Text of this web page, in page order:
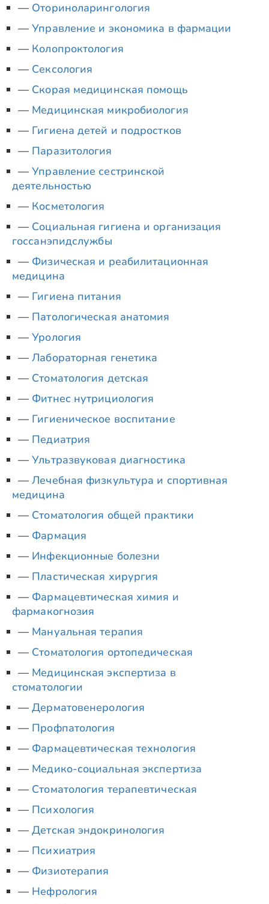
Оториноларингология
Управление и экономика в фармации
Колопроктология
Сексология
Скорая медицинская помощь
Медицинская микробиология
Гигиена детей и подростков
Паразитология
Управление сестринской
деятельностью
Косметология
Социальная гигиена и организация
госсанэпидслужбы
Физическая и реабилитационная
медицина
Гигиена питания
Патологическая анатомия
Урология
Лабораторная генетика
Стоматология детская
Фитнес нутрициология
Гигиеническое воспитание
Педиатрия
Ультразвуковая диагностика
Лечебная физкультура и спортивная
медицина
Стоматология общей практики
Фармация
Инфекционные болезни
Пластическая хирургия
Фармацевтическая химия и
фармакогнозия
Мануальная терапия
Стоматология ортопедическая
Медицинская экспертиза в
стоматологии
Дерматовенерология
Профпатология
Фармацевтическая технология
Медико-социальная экспертиза
Стоматология терапевтическая
Психология
Детская эндокринология
Психиатрия
Физиотерапия
Нефрология